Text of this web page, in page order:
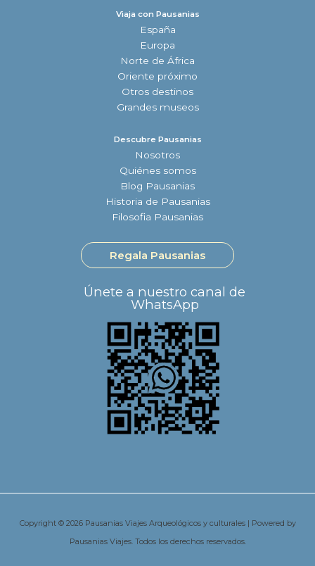
Viaja con Pausanias
España
Europa
Norte de África
Oriente próximo
Otros destinos
Grandes museos
Descubre Pausanias
Nosotros
Quiénes somos
Blog Pausanias
Historia de Pausanias
Filosofia Pausanias
Regala Pausanias
Únete a nuestro canal de
WhatsApp
Copyright © 2026 Pausanias Viajes Arqueológicos y culturales | Powered by
Pausanias Viajes. Todos los derechos reservados.